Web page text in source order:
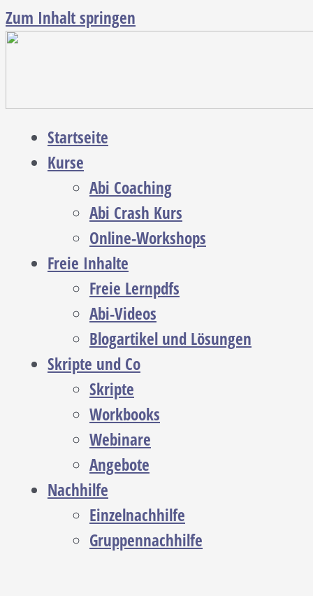
Zum Inhalt springen
Startseite
Kurse
Abi Coaching
Abi Crash Kurs
Online-Workshops
Freie Inhalte
Freie Lernpdfs
Abi-Videos
Blogartikel und Lösungen
Skripte und Co
Skripte
Workbooks
Webinare
Angebote
Nachhilfe
Einzelnachhilfe
Gruppennachhilfe